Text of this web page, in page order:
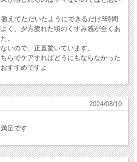
えてただいたようにできるだけ3時間
く、夕方疲れた頃のくすみ感が全くあ
。
いので、正直驚いています。
らでケアすればどうにもならなかった
すすめですよ
2024/08/10
足です